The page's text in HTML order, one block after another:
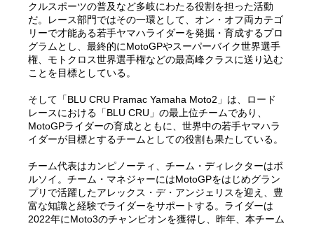
クルスポーツの普及など多岐にわたる役割を担った活動
だ。レース部門ではその一環として、オン・オフ両カテゴ
リーで才能ある若手ヤマハライダーを発掘・育成するプロ
グラムとし、最終的にMotoGPやスーパーバイク世界選手
権、モトクロス世界選手権などの最高峰クラスに送り込む
ことを目標としている。
そして「BLU CRU Pramac Yamaha Moto2」は、ロード
レースにおける「BLU CRU」の最上位チームであり、
MotoGPライダーの育成とともに、世界中の若手ヤマハラ
イダーが目標とするチームとしての役割も果たしている。
チーム代表はカンピノーティ、チーム・ディレクターはボ
ルソイ。チーム・マネジャーにはMotoGPをはじめグラン
プリで活躍したアレックス・デ・アンジェリスを迎え、豊
富な知識と経験でライダーをサポートする。ライダーは
2022年にMoto3のチャンピオンを獲得し、昨年、本チーム